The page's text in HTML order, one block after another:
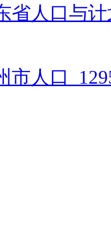
省人口与
市人口